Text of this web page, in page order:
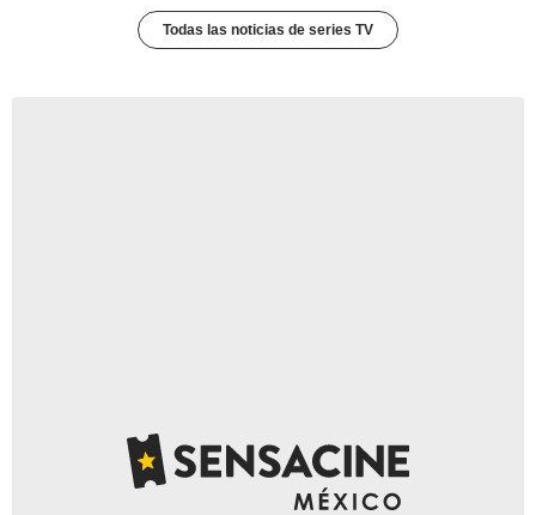
Todas las noticias de series TV